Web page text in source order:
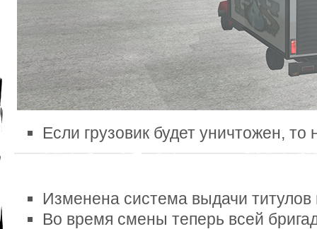
Если грузовик будет уничтожен, то
Изменена система выдачи титулов
Во время смены теперь всей